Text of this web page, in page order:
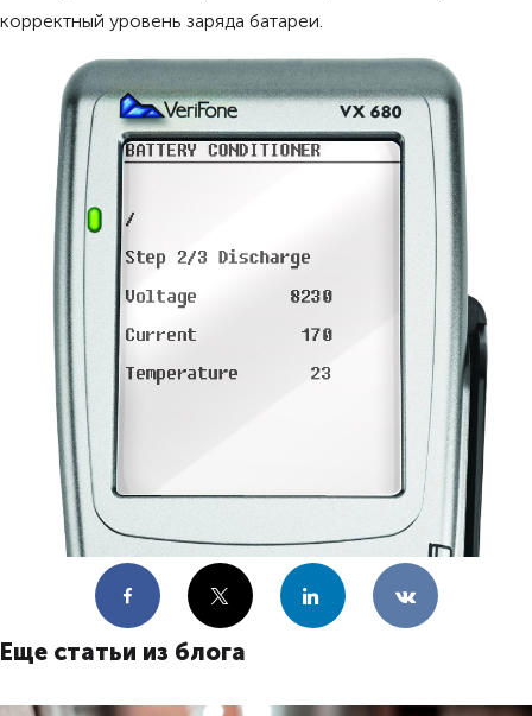
корректный уровень заряда батареи.
Facebook X LinkedIn VKontakte
Еще статьи из блога